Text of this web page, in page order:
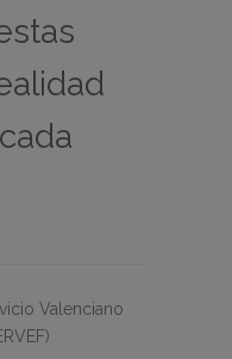
Valenciano